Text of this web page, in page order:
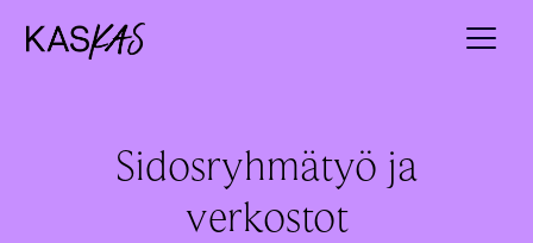
Sidosryhmätyö ja
verkostot